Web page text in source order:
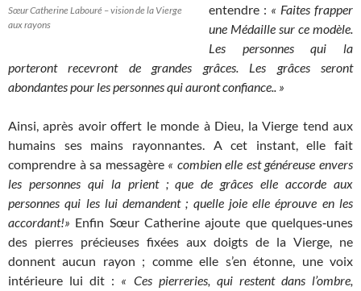
Sœur Catherine Labouré – vision de la Vierge
aux rayons
entendre : « Faites frapper
une Médaille sur ce modèle.
Les personnes qui la
porteront recevront de grandes grâces. Les grâces seront
abondantes pour les personnes qui auront confiance.. »
Ainsi, après avoir offert le monde à Dieu, la Vierge tend aux
humains ses mains rayonnantes. A cet instant, elle fait
comprendre à sa messagère « combien elle est généreuse envers
les personnes qui la prient ; que de grâces elle accorde aux
personnes qui les lui demandent ; quelle joie elle éprouve en les
accordant!» Enfin Sœur Catherine ajoute que quelques‑unes
des pierres précieuses fixées aux doigts de la Vierge, ne
donnent aucun rayon ; comme elle s’en étonne, une voix
intérieure lui dit : « Ces pierreries, qui restent dans l’ombre,